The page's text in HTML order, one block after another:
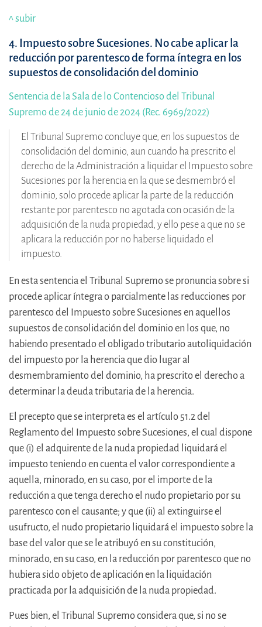
^ subir
4. Impuesto sobre Sucesiones. No cabe aplicar la
reducción por parentesco de forma íntegra en los
supuestos de consolidación del dominio
Sentencia de la Sala de lo Contencioso del Tribunal
Supremo de 24 de junio de 2024 (Rec. 6969/2022)
El Tribunal Supremo concluye que, en los supuestos de
consolidación del dominio, aun cuando ha prescrito el
derecho de la Administración a liquidar el Impuesto sobre
Sucesiones por la herencia en la que se desmembró el
dominio, solo procede aplicar la parte de la reducción
restante por parentesco no agotada con ocasión de la
adquisición de la nuda propiedad, y ello pese a que no se
aplicara la reducción por no haberse liquidado el
impuesto.
En esta sentencia el Tribunal Supremo se pronuncia sobre si
procede aplicar íntegra o parcialmente las reducciones por
parentesco del Impuesto sobre Sucesiones en aquellos
supuestos de consolidación del dominio en los que, no
habiendo presentado el obligado tributario autoliquidación
del impuesto por la herencia que dio lugar al
desmembramiento del dominio, ha prescrito el derecho a
determinar la deuda tributaria de la herencia.
El precepto que se interpreta es el artículo 51.2 del
Reglamento del Impuesto sobre Sucesiones, el cual dispone
que (i) el adquirente de la nuda propiedad liquidará el
impuesto teniendo en cuenta el valor correspondiente a
aquella, minorado, en su caso, por el importe de la
reducción a que tenga derecho el nudo propietario por su
parentesco con el causante; y que (ii) al extinguirse el
usufructo, el nudo propietario liquidará el impuesto sobre la
base del valor que se le atribuyó en su constitución,
minorado, en su caso, en la reducción por parentesco que no
hubiera sido objeto de aplicación en la liquidación
practicada por la adquisición de la nuda propiedad.
Pues bien, el Tribunal Supremo considera que, si no se